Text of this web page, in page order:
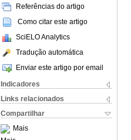
Referências do artigo
Como citar este artigo
SciELO Analytics
Tradução automática
Enviar este artigo por email
Indicadores
Links relacionados
Compartilhar
Mais